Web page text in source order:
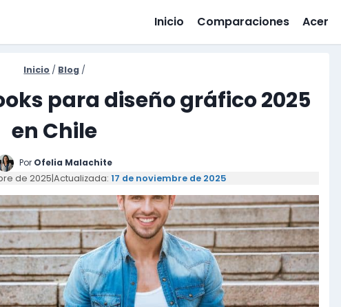
Inicio Comparaciones Acer
Inicio / Blog /
para diseño gráfico 2025
en Chile
Por Ofelia Malachite
de 2025|Actualizada: 17 de noviembre de 2025